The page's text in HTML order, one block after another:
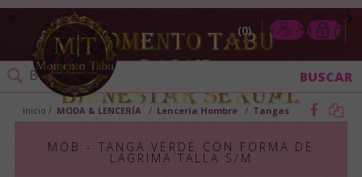
0
Inicio MODA & LENCERÍA Lencería Hombre Tangas
MOB - TANGA VERDE CON FORMA DE
LAGRIMA TALLA S/M